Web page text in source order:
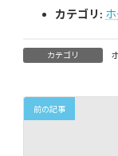
カテゴリ:
カテゴリ
前の記事